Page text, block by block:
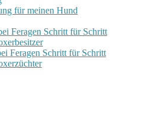
für meinen Hund
Feragen Schritt für Schritt
Feragen Schritt für Schritt